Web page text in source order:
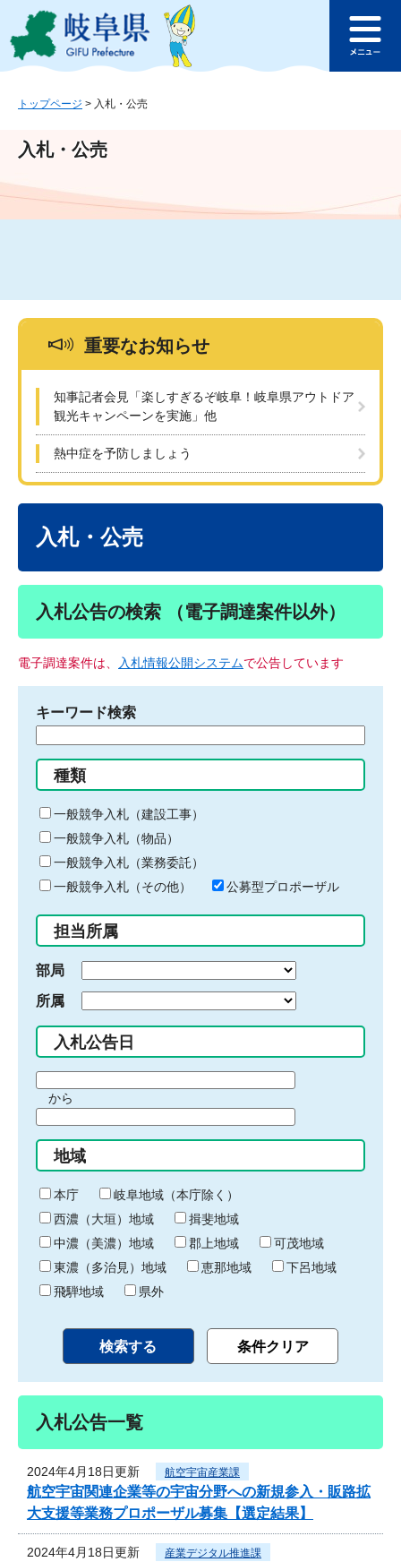
ジ
ュ
文
このページの本文へ
ュ
トップページ > 入札・公売
入札・公売
重要なお知らせ
知事記者会見「楽しすぎるぞ岐阜！岐阜県アウトドア
観光キャンペーンを実施」他
熱中症を予防しましょう
入札・公売
入札公告の検索 （電子調達案件以外）
電子調達案件は、 入札情報公開システムで公告しています
キーワード検索
る
キ
ー
ワ
ー
ド
入
力
種類
一般競争入札（建設工事）
一般競争入札（物品）
一般競争入札（業務委託）
一般競争入札（その他）
公募型プロポーザル
担当所属
部局
所属
入札公告日
間
始
り
から
間
終
わ
り
地域
本庁
岐阜地域（本庁除く）
西濃（大垣）地域
揖斐地域
中濃（美濃）地域
郡上地域
可茂地域
東濃（多治見）地域
恵那地域
下呂地域
飛騨地域
県外
入札公告一覧
2024年4月18日更新 航空宇宙産業課
航空宇宙関連企業等の宇宙分野への新規参入・販路拡
大支援等業務プロポーザル募集【選定結果】
2024年4月18日更新 産業デジタル推進課